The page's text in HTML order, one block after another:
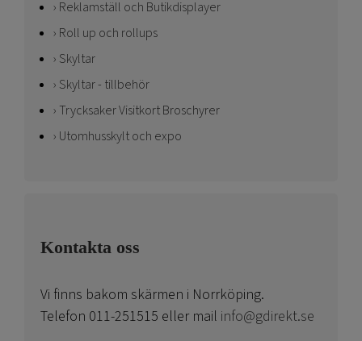
Reklamställ och Butikdisplayer
Roll up och rollups
Skyltar
Skyltar - tillbehör
Trycksaker Visitkort Broschyrer
Utomhusskylt och expo
Kontakta oss
Vi finns bakom skärmen i Norrköping.
Telefon 011-251515 eller mail info@gdirekt.se